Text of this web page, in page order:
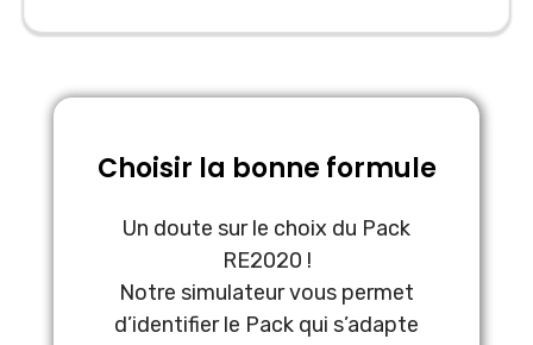
Choisir la bonne formule
Un doute sur le choix du Pack
RE2020 !
Notre simulateur vous permet
d’identifier le Pack qui s’adapte